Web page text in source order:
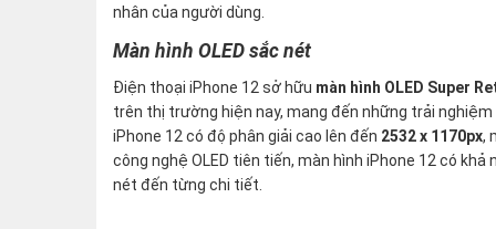
nhân của người dùng.
Màn hình OLED sắc nét
Điện thoại iPhone 12 sở hữu màn hình OLED Super
trên thị trường hiện nay, mang đến những trải
iPhone 12 có độ phân giải cao lên đến 2532 x 1170px,
công nghệ OLED tiên tiến, màn hình iPhone 12 có
nét đến từng chi tiết.